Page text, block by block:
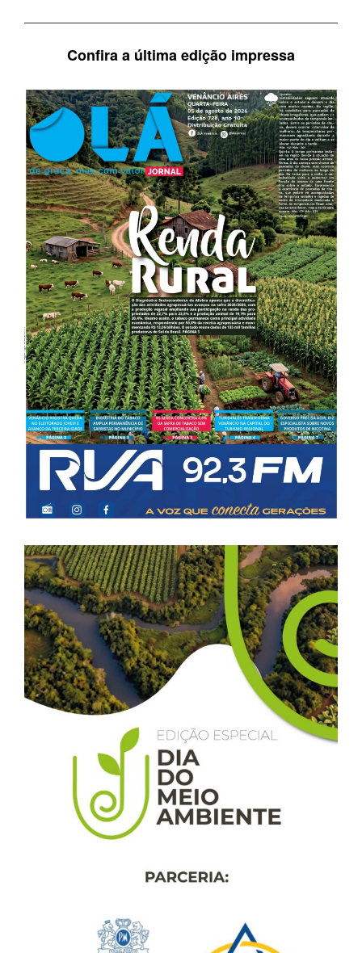
Confira a última edição impressa